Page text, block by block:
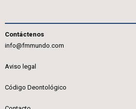
Contáctenos
info@fmmundo.com
Aviso legal
Código Deontológico